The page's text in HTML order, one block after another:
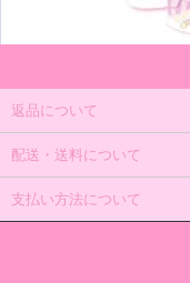
返品について
配送・送料について
支払い方法について